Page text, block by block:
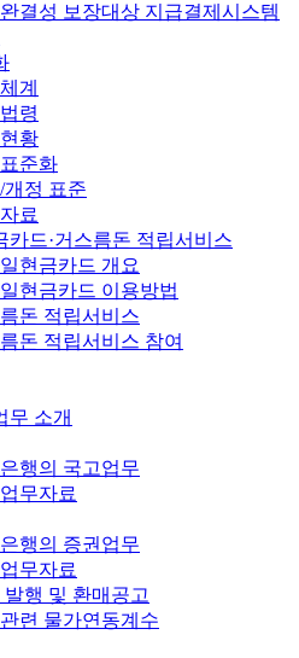
결성 보장대상 지급결제시스템
계
령
황
준화
개정 표준
료
카드·거스름돈 적립서비스
현금카드 개요
현금카드 이용방법
돈 적립서비스
돈 적립서비스 참여
무 소개
행의 국고업무
무자료
행의 증권업무
무자료
발행 및 환매공고
련 물가연동계수